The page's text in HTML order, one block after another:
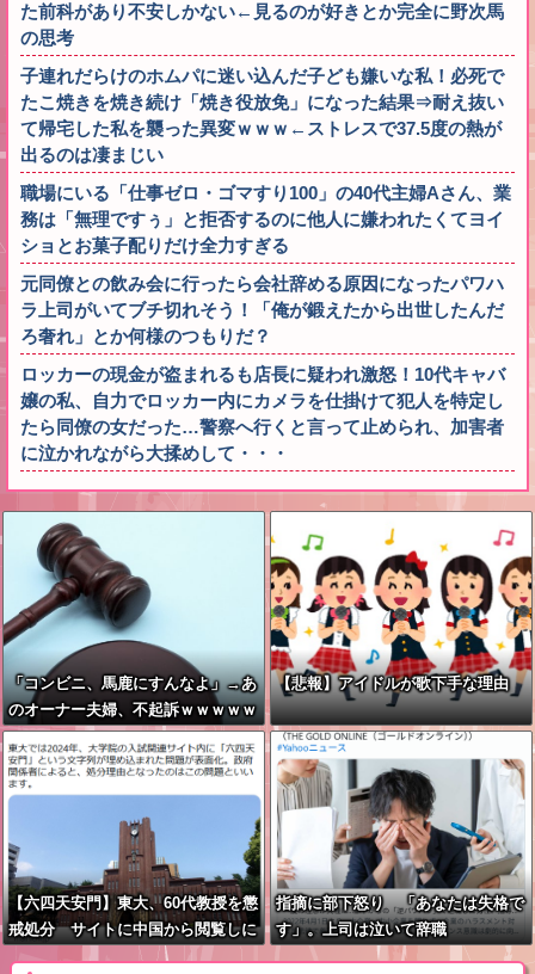
た前科があり不安しかない←見るのが好きとか完全に野次馬
の思考
子連れだらけのホムパに迷い込んだ子ども嫌いな私！必死で
たこ焼きを焼き続け「焼き役放免」になった結果⇒耐え抜い
て帰宅した私を襲った異変ｗｗｗ←ストレスで37.5度の熱が
出るのは凄まじい
職場にいる「仕事ゼロ・ゴマすり100」の40代主婦Aさん、業
務は「無理ですぅ」と拒否するのに他人に嫌われたくてヨイ
ショとお菓子配りだけ全力すぎる
元同僚との飲み会に行ったら会社辞める原因になったパワハ
ラ上司がいてブチ切れそう！「俺が鍛えたから出世したんだ
ろ奢れ」とか何様のつもりだ？
ロッカーの現金が盗まれるも店長に疑われ激怒！10代キャバ
嬢の私、自力でロッカー内にカメラを仕掛けて犯人を特定し
たら同僚の女だった…警察へ行くと言って止められ、加害者
に泣かれながら大揉めして・・・
「コンビニ、馬鹿にすんなよ」→あ
のオーナー夫婦、不起訴ｗｗｗｗｗ
ｗｗｗｗ
【悲報】アイドルが歌下手な理由
【六四天安門】東大、60代教授を懲
戒処分 サイトに中国から閲覧しに
指摘に部下怒り 「あなたは失格で
す」。上司は泣いて辞職